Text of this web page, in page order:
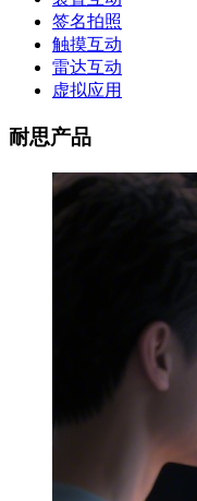
签名拍照
触摸互动
雷达互动
虚拟应用
耐思产品